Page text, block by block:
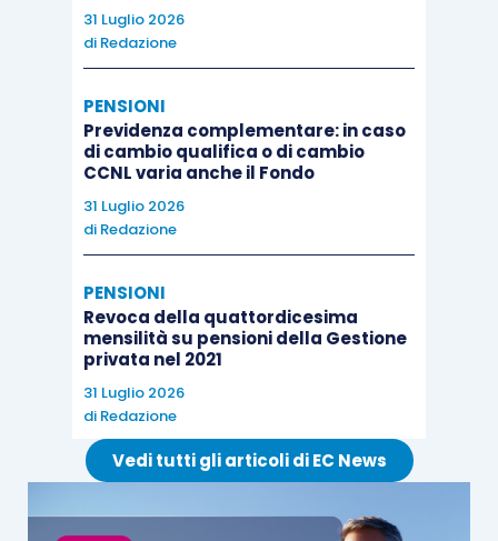
31 Luglio 2026
di Redazione
PENSIONI
Previdenza complementare: in caso
di cambio qualifica o di cambio
CCNL varia anche il Fondo
31 Luglio 2026
di Redazione
PENSIONI
Revoca della quattordicesima
mensilità su pensioni della Gestione
privata nel 2021
31 Luglio 2026
di Redazione
Vedi tutti gli articoli di EC News